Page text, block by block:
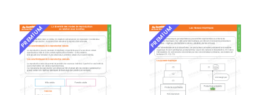
PREMIUM PREMIUM